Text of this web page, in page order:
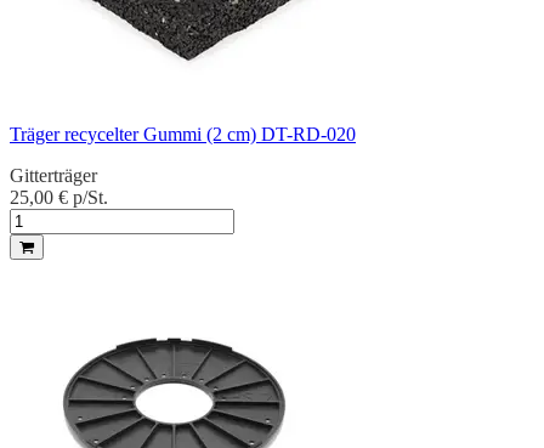
Träger recycelter Gummi (2 cm) DT-RD-020
Gitterträger
25,00 € p/St.